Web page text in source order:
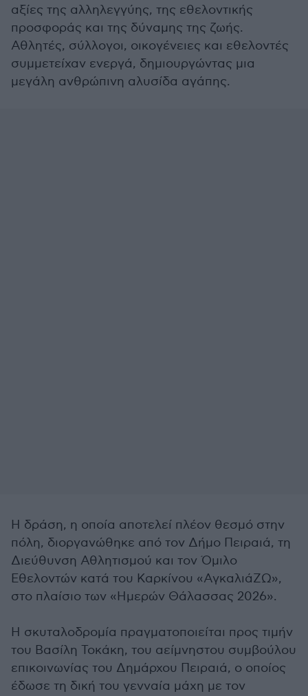
αξίες της αλληλεγγύης, της εθελοντικής
προσφοράς και της δύναμης της ζωής.
Αθλητές, σύλλογοι, οικογένειες και εθελοντές
συμμετείχαν ενεργά, δημιουργώντας μια
μεγάλη ανθρώπινη αλυσίδα αγάπης.
Η δράση, η οποία αποτελεί πλέον θεσμό στην
πόλη, διοργανώθηκε από τον Δήμο Πειραιά, τη
Διεύθυνση Αθλητισμού και τον Όμιλο
Εθελοντών κατά του Καρκίνου «ΑγκαλιάΖΩ»,
στο πλαίσιο των «Ημερών Θάλασσας 2026».
Η σκυταλοδρομία πραγματοποιείται προς τιμήν
του Βασίλη Τοκάκη, του αείμνηστου συμβούλου
επικοινωνίας του Δημάρχου Πειραιά, ο οποίος
έδωσε τη δική του γενναία μάχη με τον